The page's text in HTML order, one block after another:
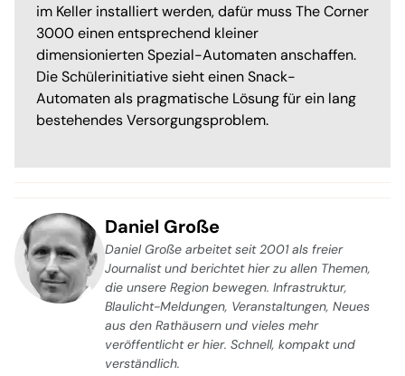
im Keller installiert werden, dafür muss The Corner
3000 einen entsprechend kleiner
dimensionierten Spezial-Automaten anschaffen.
Die Schülerinitiative sieht einen Snack-
Automaten als pragmatische Lösung für ein lang
bestehendes Versorgungsproblem.
Daniel Große
Daniel Große arbeitet seit 2001 als freier
Journalist und berichtet hier zu allen Themen,
die unsere Region bewegen. Infrastruktur,
Blaulicht-Meldungen, Veranstaltungen, Neues
aus den Rathäusern und vieles mehr
veröffentlicht er hier. Schnell, kompakt und
verständlich.